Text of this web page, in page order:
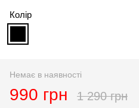
Колір
Немає в наявності
990 грн 1 290 грн